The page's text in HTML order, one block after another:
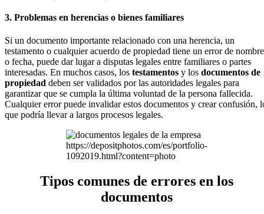
3. Problemas en herencias o bienes familiares
Si un documento importante relacionado con una herencia, un
testamento o cualquier acuerdo de propiedad tiene un error de nombre
o fecha, puede dar lugar a disputas legales entre familiares o partes
interesadas. En muchos casos, los testamentos y los documentos de
propiedad deben ser validados por las autoridades legales para
garantizar que se cumpla la última voluntad de la persona fallecida.
Cualquier error puede invalidar estos documentos y crear confusión,
que podría llevar a largos procesos legales.
https://depositphotos.com/es/portfolio-
1092019.html?content=photo
Tipos comunes de errores en los
documentos